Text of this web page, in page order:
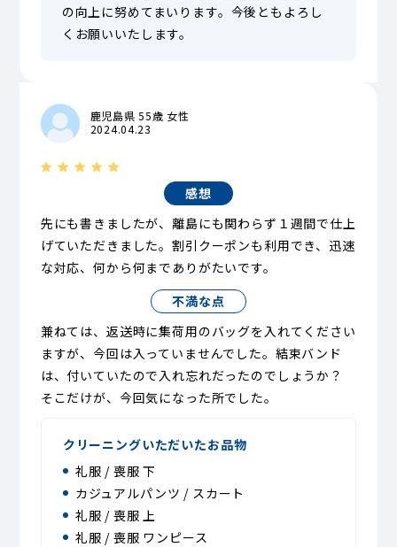
の向上に努めてまいります。今後ともよろし
くお願いいたします。
鹿児島県 55歳 女性
2024.04.23
感想
先にも書きましたが、離島にも関わらず１週間で仕上
げていただきました。割引クーポンも利用でき、迅速
な対応、何から何までありがたいです。
不満な点
兼ねては、返送時に集荷用のバッグを入れてください
ますが、今回は入っていませんでした。結束バンド
は、付いていたので入れ忘れだったのでしょうか？
そこだけが、今回気になった所でした。
クリーニングいただいたお品物
礼服 / 喪服 下
カジュアルパンツ / スカート
礼服 / 喪服 上
礼服 / 喪服 ワンピース